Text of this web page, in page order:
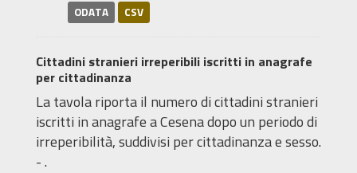
ODATA CSV
Cittadini stranieri irreperibili iscritti in anagrafe
per cittadinanza
La tavola riporta il numero di cittadini stranieri
iscritti in anagrafe a Cesena dopo un periodo di
irreperibilità, suddivisi per cittadinanza e sesso.
- .